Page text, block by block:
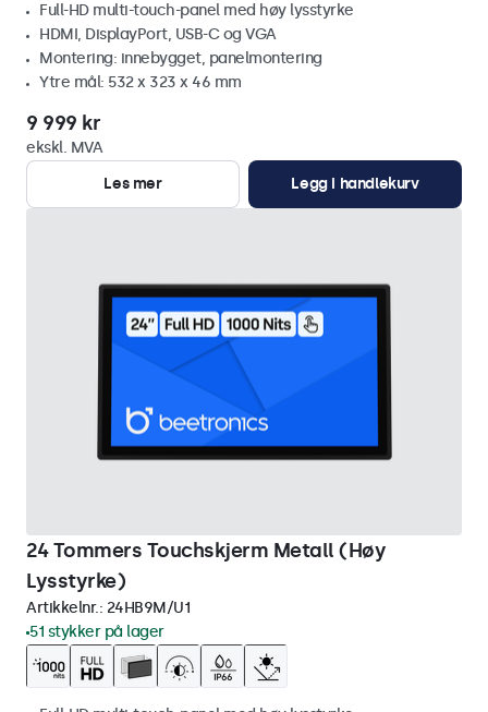
Full-HD multi-touch-panel med høy lysstyrke
HDMI, DisplayPort, USB-C og VGA
Montering: innebygget, panelmontering
Ytre mål: 532 x 323 x 46 mm
9 999 kr
ekskl. MVA
Les mer
Legg i handlekurv
24 Tommers Touchskjerm Metall (Høy
Lysstyrke)
Artikkelnr.: 24HB9M/U1
51 stykker på lager